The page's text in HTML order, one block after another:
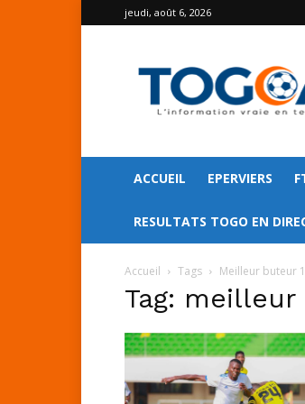
jeudi, août 6, 2026
GOAL
ACCUEIL EPERVIERS
RESULTATS TOGO EN
Accueil Tags Meilleur buteur
Tag: